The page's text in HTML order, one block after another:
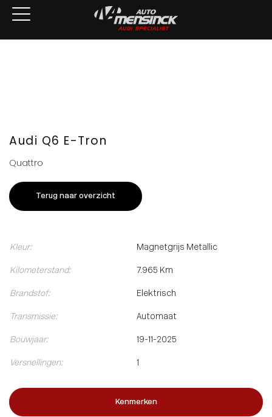
Audi Q6 E-Tron
Quattro
Terug naar overzicht
Kleur: Magnetgrijs Metallic
Kilometerstand: 7.965 Km
Brandstof: Elektrisch
Transmissie: Automaat
Bouwjaar: 19-11-2025
Versnellingen: 1
Kenmerken